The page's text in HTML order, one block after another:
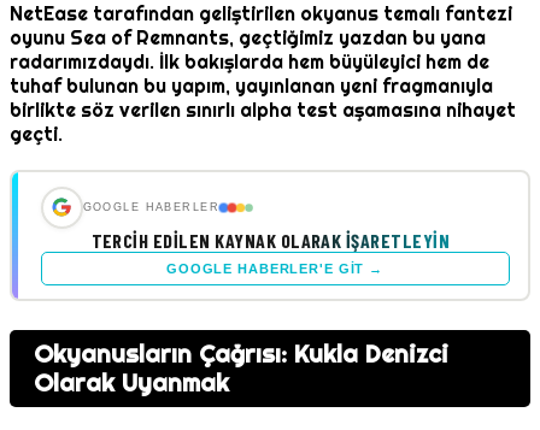
NetEase tarafından geliştirilen okyanus temalı fantezi
oyunu Sea of Remnants, geçtiğimiz yazdan bu yana
radarımızdaydı. İlk bakışlarda hem büyüleyici hem de
tuhaf bulunan bu yapım, yayınlanan yeni fragmanıyla
birlikte söz verilen sınırlı alpha test aşamasına nihayet
geçti.
GOOGLE HABERLER
TERCIH EDILEN KAYNAK OLARAK İŞARETLEYIN
GOOGLE HABERLER'E GIT →
Okyanusların Çağrısı: Kukla Denizci
Olarak Uyanmak